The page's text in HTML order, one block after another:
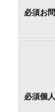
必須お
必須個